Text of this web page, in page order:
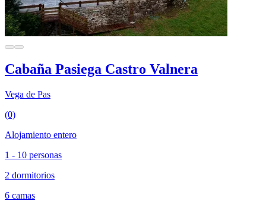
Cabaña Pasiega Castro Valnera
Vega de Pas
(0)
Alojamiento entero
1 - 10 personas
2 dormitorios
6 camas